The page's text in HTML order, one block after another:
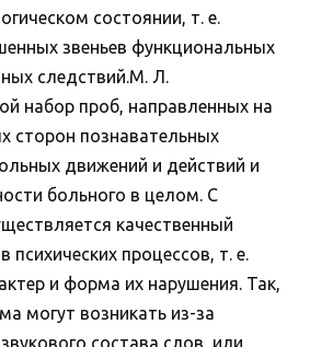
состоянии, т. е.
звеньев функциональных
следствий.М. Л.
набор проб, направленных на
сторон познавательных
движений и действий и
больного в целом. С
качественный
психических процессов, т. е.
и форма их нарушения. Так,
могут возникать из-за
состава слов, или